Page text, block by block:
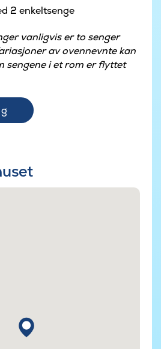
2 enkeltsenge
vanligvis er to senger
av ovennevnte kan
sengene i et rom er flyttet